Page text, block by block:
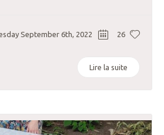
September 6th, 2022 26
Lire la suite